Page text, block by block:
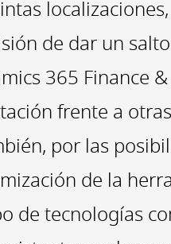
de dar un
365 Finance
frente a
por las
de la
de tecnologías